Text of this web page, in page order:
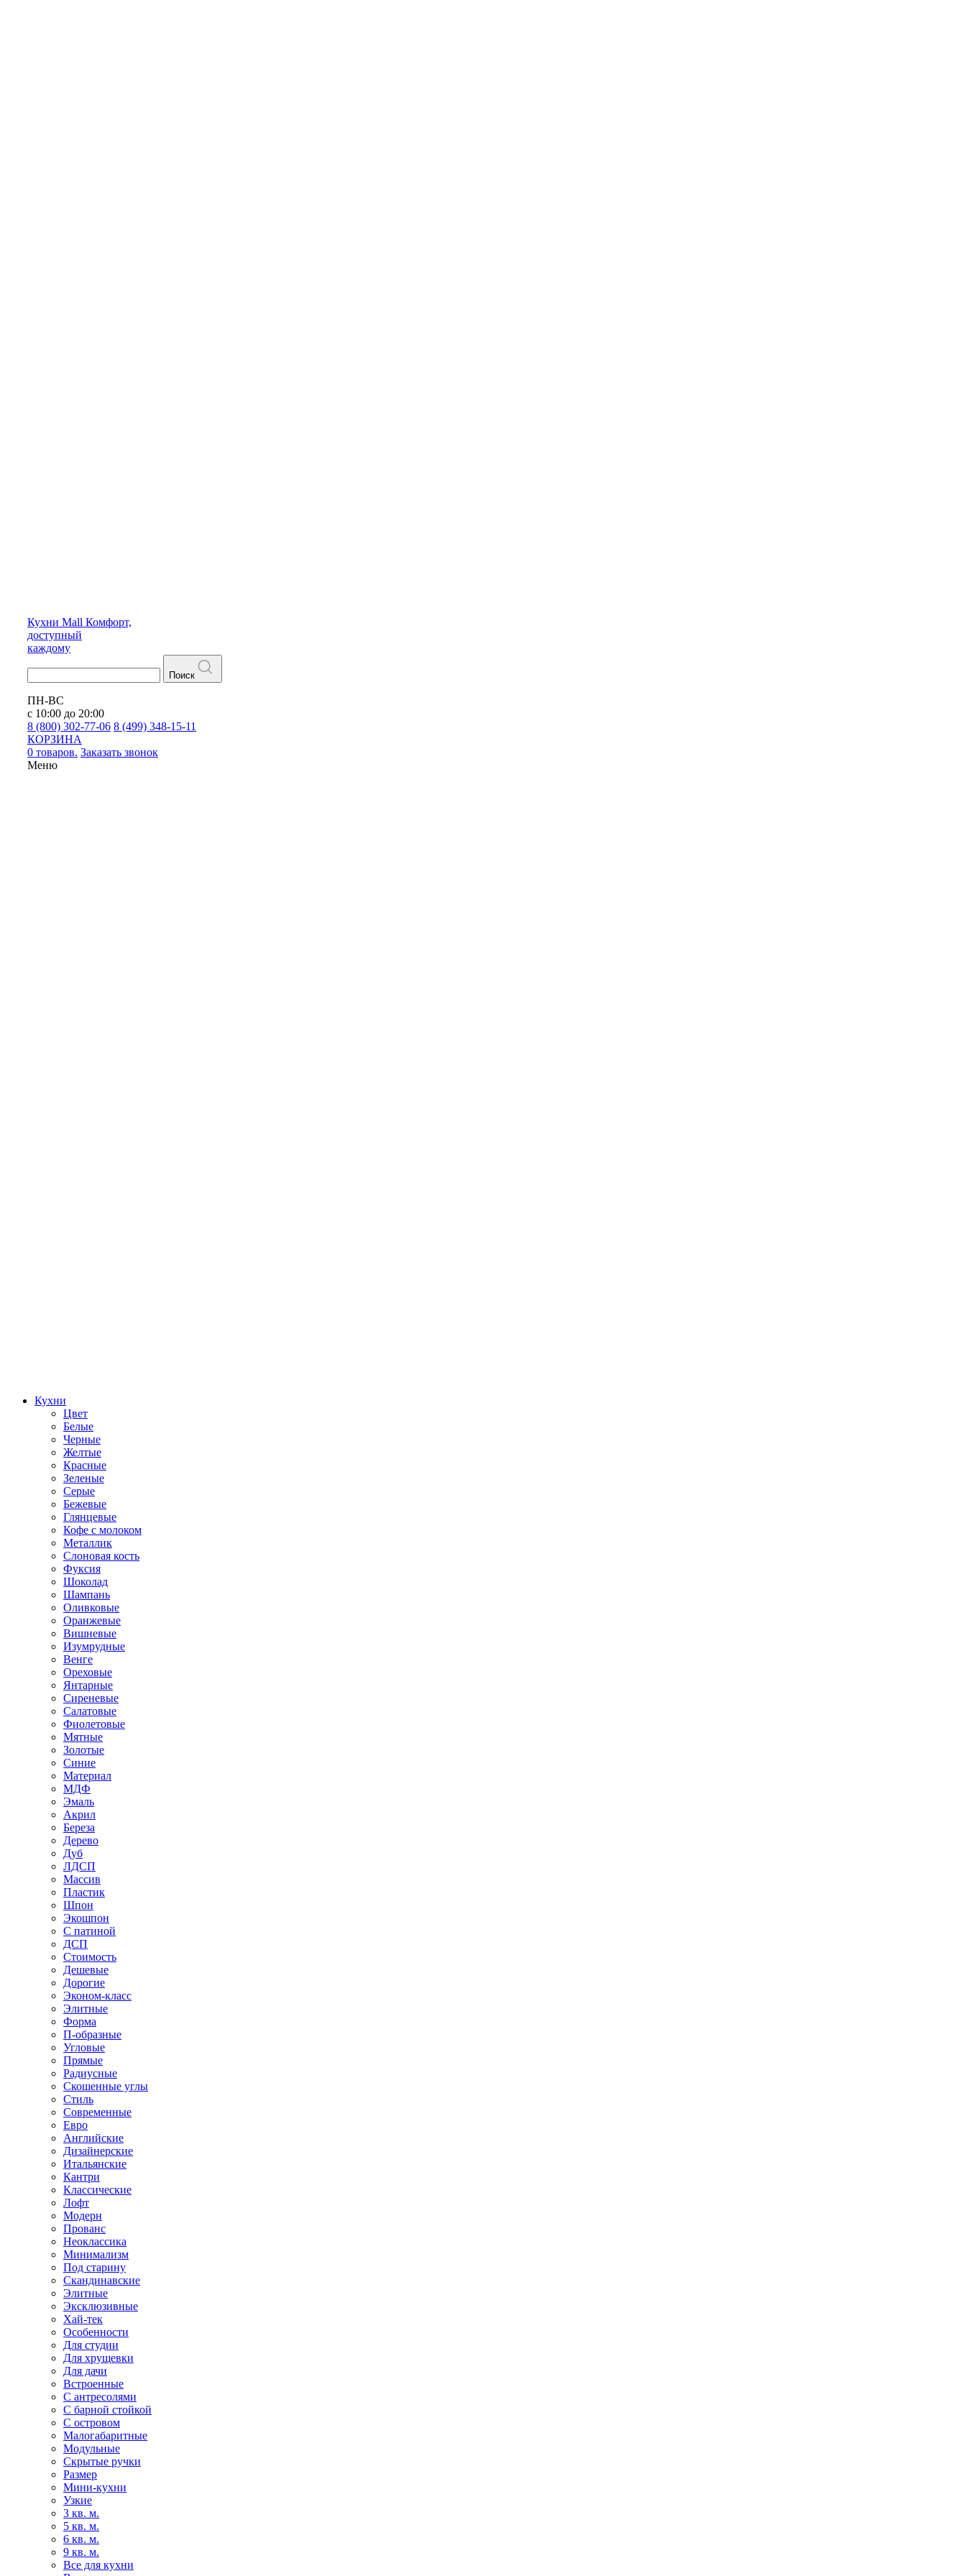
Кухни Mall Комфорт,
доступный
каждому
Поиск
ПН-ВС
с 10:00 до 20:00
8 (800) 302-77-06 8 (499) 348-15-11
КОРЗИНА
0 товаров. Заказать звонок
Меню
Кухни
Цвет
Белые
Черные
Желтые
Красные
Зеленые
Серые
Бежевые
Глянцевые
Кофе с молоком
Металлик
Слоновая кость
Фуксия
Шоколад
Шампань
Оливковые
Оранжевые
Вишневые
Изумрудные
Венге
Ореховые
Янтарные
Сиреневые
Салатовые
Фиолетовые
Мятные
Золотые
Синие
Материал
МДФ
Эмаль
Акрил
Береза
Дерево
Дуб
ЛДСП
Массив
Пластик
Шпон
Экошпон
С патиной
ДСП
Стоимость
Дешевые
Дорогие
Эконом-класс
Элитные
Форма
П-образные
Угловые
Прямые
Радиусные
Скошенные углы
Стиль
Современные
Евро
Английские
Дизайнерские
Итальянские
Кантри
Классические
Лофт
Модерн
Прованс
Неоклассика
Минимализм
Под старину
Скандинавские
Элитные
Эксклюзивные
Хай-тек
Особенности
Для студии
Для хрущевки
Для дачи
Встроенные
С антресолями
С барной стойкой
С островом
Малогабаритные
Модульные
Скрытые ручки
Размер
Мини-кухни
Узкие
3 кв. м.
5 кв. м.
6 кв. м.
9 кв. м.
Все для кухни